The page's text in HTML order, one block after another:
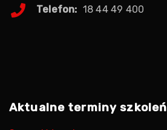
Telefon: 18 44 49 400
Aktualne terminy szkoleń